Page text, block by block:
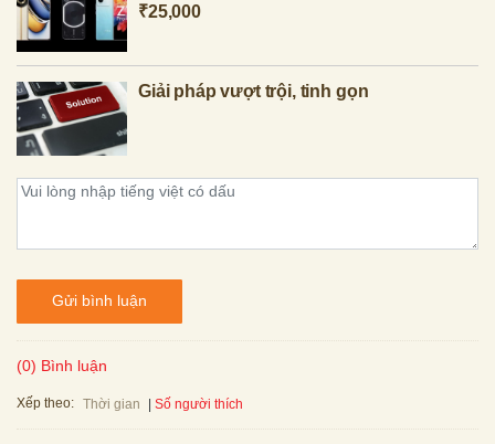
₹25,000
Giải pháp vượt trội, tinh gọn
Gửi bình luận
(0) Bình luận
Xếp theo: Thời gian Số người thích